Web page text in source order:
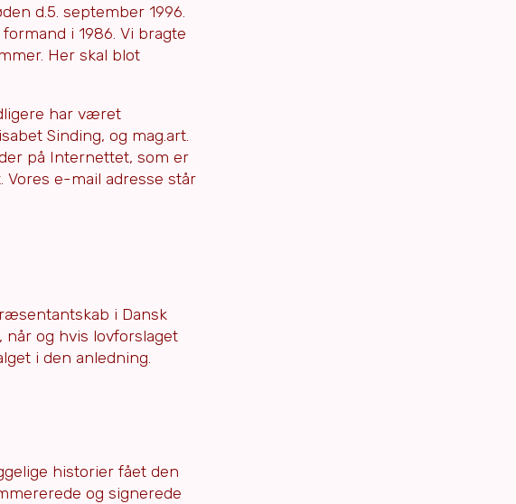
d.5. september 1996.
i 1986. Vi bragte
Her skal blot
har været
Sinding, og mag.art.
på Internettet, som er
e-mail adresse står
i Dansk
og hvis lovforslaget
i den anledning.
historier fået den
og signerede